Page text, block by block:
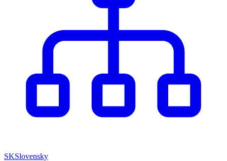
SKSlovensky